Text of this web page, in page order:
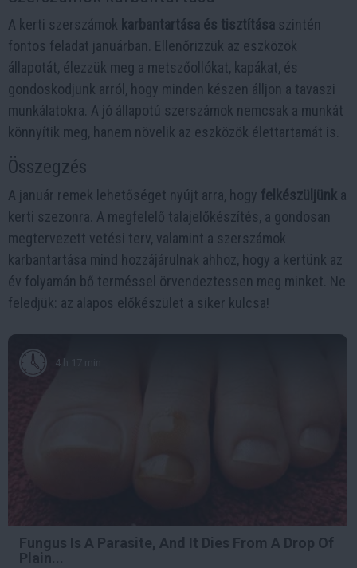
A kerti szerszámok karbantartása és tisztítása szintén
fontos feladat januárban. Ellenőrizzük az eszközök
állapotát, élezzük meg a metszőollókat, kapákat, és
gondoskodjunk arról, hogy minden készen álljon a tavaszi
munkálatokra. A jó állapotú szerszámok nemcsak a munkát
könnyítik meg, hanem növelik az eszközök élettartamát is.
Összegzés
A január remek lehetőséget nyújt arra, hogy felkészüljünk a
kerti szezonra. A megfelelő talajelőkészítés, a gondosan
megtervezett vetési terv, valamint a szerszámok
karbantartása mind hozzájárulnak ahhoz, hogy a kertünk az
év folyamán bő terméssel örvendeztessen meg minket. Ne
feledjük: az alapos előkészület a siker kulcsa!
4 h 17 min
Fungus Is A Parasite, And It Dies From A Drop Of
Plain...